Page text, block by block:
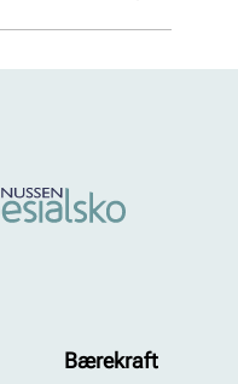
Bærekraft